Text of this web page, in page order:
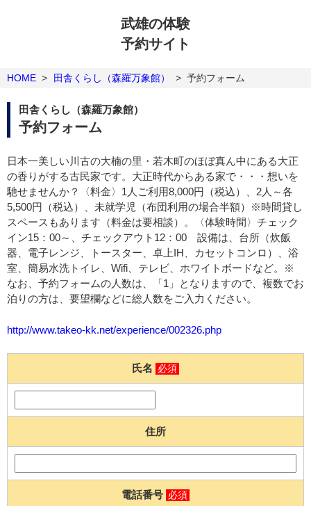
武雄の体験
予約サイト
HOME > 田舎くらし（森羅万象館） > 予約フォーム
田舎くらし（森羅万象館）
予約フォーム
日本一美しい川古の大楠の里・若木町のほぼ真ん中にある大正
の香りがする古民家です。大正時代からある家で・・・想いを
馳せませんか？〈料金〉1人ご利用8,000円（税込）、2人～各
5,500円（税込）、未就学児（布団利用の場合半額）※時間貸し
スペースもあります（料金は要相談）。〈体験時間〉チェック
イン15：00～、チェックアウト12：00 設備は、台所（炊飯
器、電子レンジ、トースター、卓上IH、カセットコンロ）、浴
室、簡易水洗トイレ、Wifi、テレビ、ホワイトボードなど。※
なお、予約フォームの人数は、「1」となりますので、複数でお
泊りの方は、要望欄などに総人数をご入力ください。
http://www.takeo-kk.net/experience/002326.php
氏名 必須
住所
電話番号 必須